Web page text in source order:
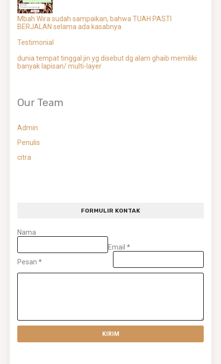
Mbah Wira sudah sampaikan, bahwa TUAH PASTI
BERJALAN selama ada kasabnya
Testimonial
dunia tempat tinggal jin yg disebut dg alam ghaib memiliki
banyak lapisan/ multi-layer
Our Team
Admin
Penulis
citra
FORMULIR KONTAK
Nama
Email *
Pesan *